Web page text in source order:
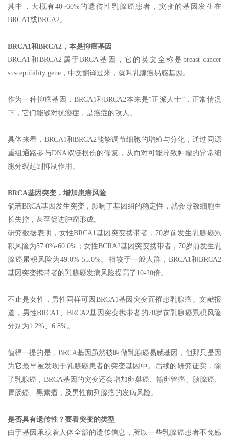
其中，大概有40~60%的遗传性乳腺癌患者，突变的基因发生在
BRCA1或BRCA2。
BRCA1和BRCA2，本是抑癌基因
BRCA1和BRCA2属于BRCA基因，它的英文全称是breast cancer
susceptibility gene，中文翻译过来，就叫乳腺癌易感基因。
作为一种抑癌基因，BRCA1和BRCA2本来是“正派人士”，正常情况
下，它们能够对抗癌症，是癌症的敌人。
具体来看，BRCA1和BRCA2能够调节细胞的增殖与分化，通过同源
重组通路参与DNA双链损伤的修复，从而对可能导致肿瘤的异常细
胞分裂起到抑制作用。
BRCA基因突变，增加患癌风险
倘若BRCA基因发生突变，影响了基因组的稳定性，就会导致细胞生
长失控，甚至促进肿瘤形成。
研究数据表明，女性BRCA1基因突变携带者，70岁前发生乳腺癌累
积风险为57.0%-60.0%；女性BCRA2基因突变携带者，70岁前发生乳
腺癌累积风险为49.0%-55.0%。相较于一般人群，BRCA1和BRCA2
基因突变携带者的乳腺癌发病风险提高了10-20倍。
不止是女性，男性同样可因BRCA1基因突变而罹患乳腺癌。文献报
道，男性BRCA1、BRCA2基因突变携带者的70岁前乳腺癌累积风险
分别为1.2%、6.8%。
值得一提的是，BRCA基因虽然被叫做乳腺癌易感基因，但那只是因
为它最早被发现于乳腺癌患者的突变基因中。后续的研究证实，除
了乳腺癌，BRCA基因的突变还会增加卵巢癌、输卵管癌、胰腺癌、
胃肠癌、黑素瘤，及男性前列腺癌的发病风险。
是否具有遗传性？要看突变的类型
由于基因承载着人体全部的遗传信息，所以一些乳腺癌患者不免感